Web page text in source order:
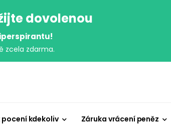
dovolenou
zcela zdarma.
kdekoliv Záruka vrácení peněz